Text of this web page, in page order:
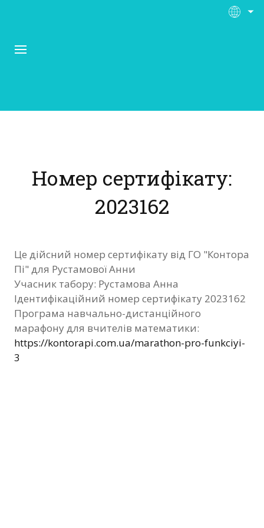
Матеріали
Нас підтримують
Фотозвіт
Видані сертифікати
Контакти
Номер сертифікату:
2023162
Це дійсний номер сертифікату від ГО "Контора
Пі" для Рустамової Анни
Учасник табору: Рустамова Анна
Ідентифікаційний номер сертифікату 2023162
Програма навчально-дистанційного
марафону для вчителів математики:
https://kontorapi.com.ua/marathon-pro-funkciyi-
3